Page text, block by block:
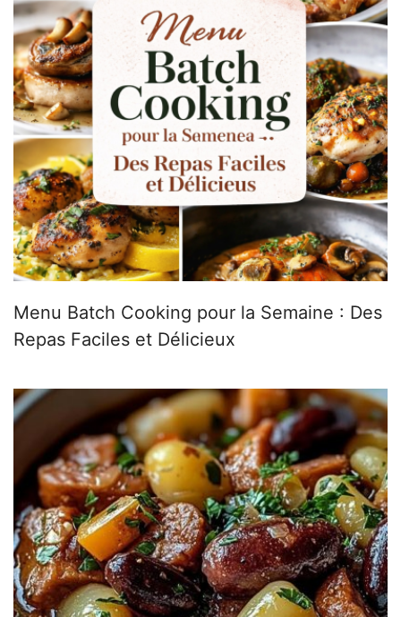
Menu Batch Cooking pour la Semaine : Des
Repas Faciles et Délicieux